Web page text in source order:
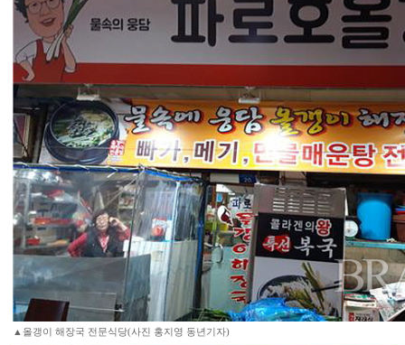
▲올갱이 해장국 전문식당(사진 홍지영 동년기자)